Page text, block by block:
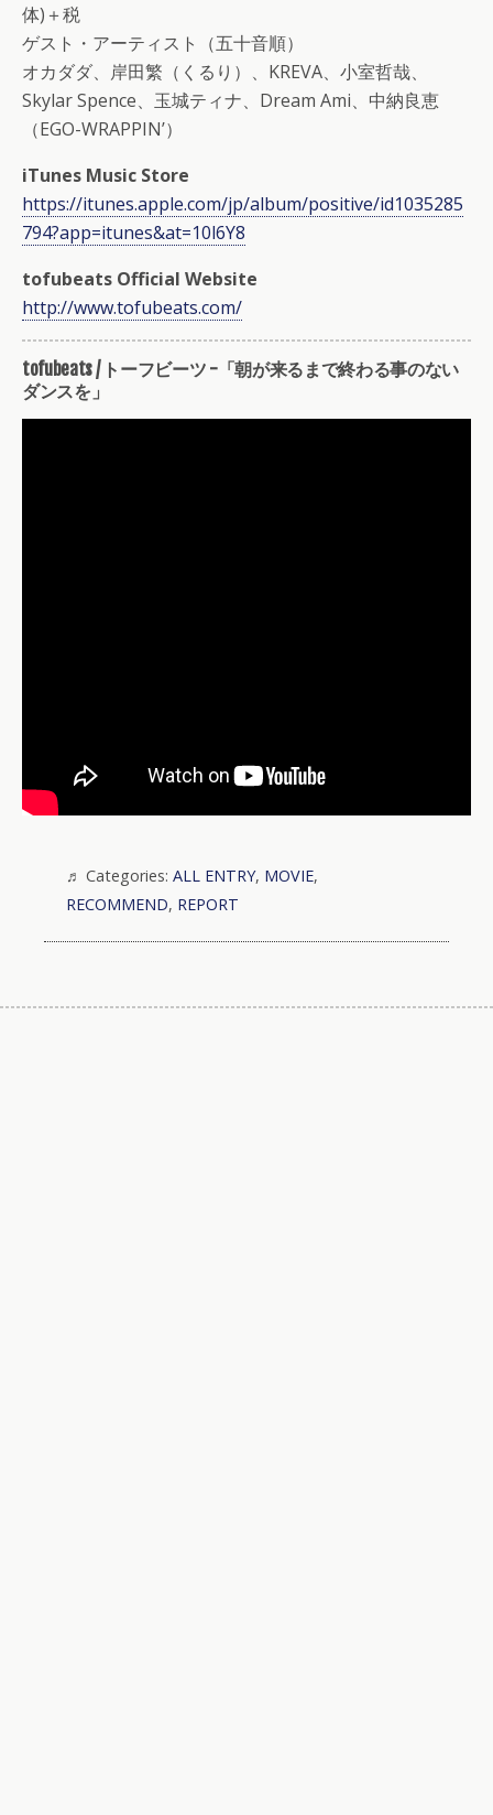
体)＋税
ゲスト・アーティスト（五十音順）
オカダダ、岸田繁（くるり）、KREVA、小室哲哉、
Skylar Spence、玉城ティナ、Dream Ami、中納良恵
（EGO-WRAPPIN’）
iTunes Music Store
https://itunes.apple.com/jp/album/positive/id1035285
794?app=itunes&at=10l6Y8
tofubeats Official Website
http://www.tofubeats.com/
tofubeats / トーフビーツ -「朝が来るまで終わる事のない
ダンスを」
Categories: ALL ENTRY, MOVIE,
RECOMMEND, REPORT